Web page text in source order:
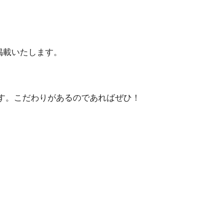
いたします。
こだわりがあるのであればぜひ！